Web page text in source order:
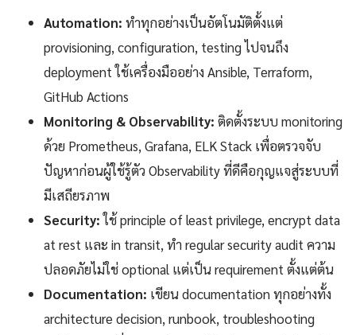
Automation: ทำทุกอย่างเป็นอัตโนมัติตั้งแต่
provisioning, configuration, testing ไปจนถึง
deployment ใช้เครื่องมืออย่าง Ansible, Terraform,
GitHub Actions
Monitoring & Observability: ติดตั้งระบบ monitoring
ด้วย Prometheus, Grafana, ELK Stack เพื่อตรวจจับ
ปัญหาก่อนผู้ใช้รู้ตัว Observability ที่ดีคือกุญแจสู่ระบบที่
มีเสถียรภาพ
Security:ใช้ principle of least privilege, encrypt data
at rest และ in transit, ทำ regular security audit ความ
ปลอดภัยไม่ใช่ optional แต่เป็น requirement ตั้งแต่ต้น
Documentation: เขียน documentation ทุกอย่างทั้ง
architecture decision, runbook, troubleshooting